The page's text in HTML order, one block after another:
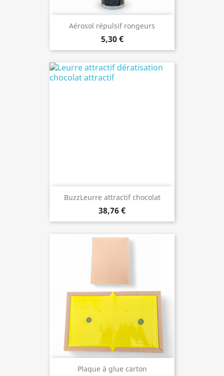
Aérosol répulsif rongeurs
5,30 €
BuzzLeurre attractif chocolat
38,76 €
Plaque à glue carton